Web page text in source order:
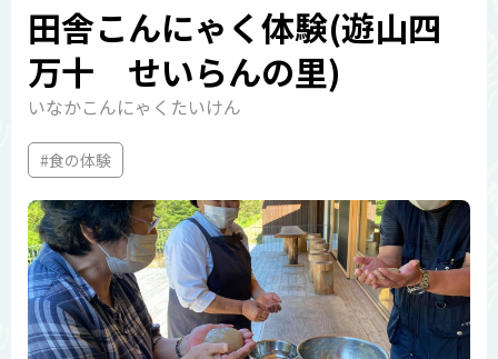
田舎こんにゃく体験(遊山四
万十 せいらんの里)
いなかこんにゃくたいけん
#食の体験